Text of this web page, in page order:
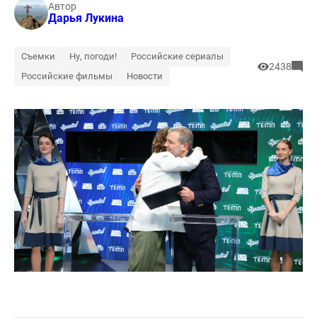
Автор
Дарья Лукина
Съемки Ну, погоди!
Российские сериалы
Российские фильмы
Новости
2438